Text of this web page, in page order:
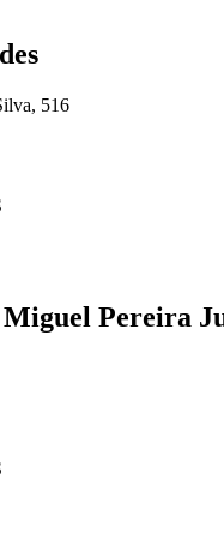
516
Miguel Pereira